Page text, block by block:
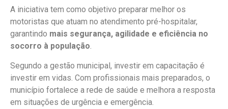
A iniciativa tem como objetivo preparar melhor os
motoristas que atuam no atendimento pré-hospitalar,
garantindo mais segurança, agilidade e eficiência no
socorro à população.
Segundo a gestão municipal, investir em capacitação é
investir em vidas. Com profissionais mais preparados, o
município fortalece a rede de saúde e melhora a resposta
em situações de urgência e emergência.